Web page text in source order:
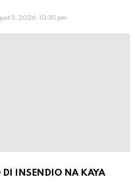
5, 2026, 10:35 pm
DI INSENDIO NA KAYA